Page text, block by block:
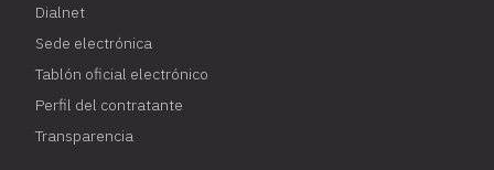
Dialnet
Sede electrónica
Tablón oficial electrónico
Perfil del contratante
Transparencia